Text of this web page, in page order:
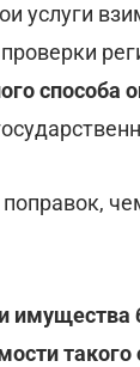
услуги
имущества